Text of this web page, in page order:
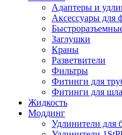
Адаптеры и
Аксессуары для
Заглушки
Краны
Разветвители
Фильтры
Фитинги для
Фитинги для
Жидкость
Моддинг
Удлинители для